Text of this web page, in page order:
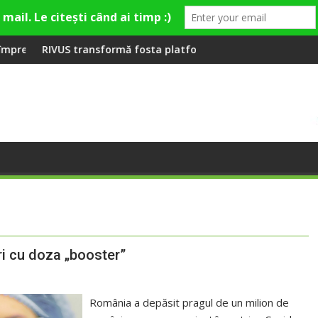
premieră la Fashion Village
fosta platformă Carbochim într-un nou centru
cu doza „booster”
România a depăsit pragul de un milion de